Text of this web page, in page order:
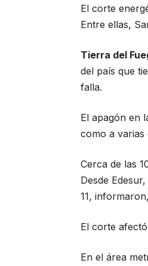
El corte
Entre ellas,
Tierra del
del país que
falla.
El apagón en
como a varias
Cerca de las
Desde
11,
El corte
En el área